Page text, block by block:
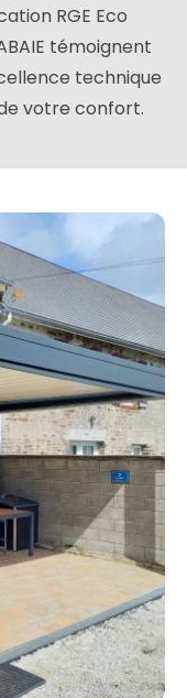
RGE Eco
témoignent
technique
votre confort.